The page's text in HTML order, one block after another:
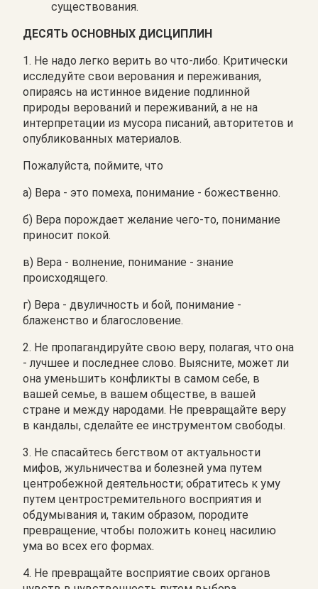
существования.
ДЕСЯТЬ ОСНОВНЫХ ДИСЦИПЛИН
1. Не надо легко верить во что-либо. Критически
исследуйте свои верования и переживания,
опираясь на истинное видение подлинной
природы верований и переживаний, а не на
интерпретации из мусора писаний, авторитетов и
опубликованных материалов.
Пожалуйста, поймите, что
а) Вера - это помеха, понимание - божественно.
б) Вера порождает желание чего-то, понимание
приносит покой.
в) Вера - волнение, понимание - знание
происходящего.
г) Вера - двуличность и бой, понимание -
блаженство и благословение.
2. Не пропагандируйте свою веру, полагая, что она
- лучшее и последнее слово. Выясните, может ли
она уменьшить конфликты в самом себе, в
вашей семье, в вашем обществе, в вашей
стране и между народами. Не превращайте веру
в кандалы, сделайте ее инструментом свободы.
3. Не спасайтесь бегством от актуальности
мифов, жульничества и болезней ума путем
центробежной деятельности; обратитесь к уму
путем центростремительного восприятия и
обдумывания и, таким образом, породите
превращение, чтобы положить конец насилию
ума во всех его формах.
4. Не превращайте восприятие своих органов